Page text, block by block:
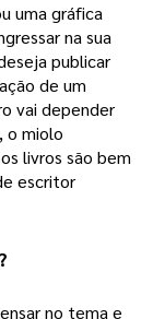
uma gráfica
na sua
publicar
de um
vai depender
o miolo
livros são bem
escritor
no tema e